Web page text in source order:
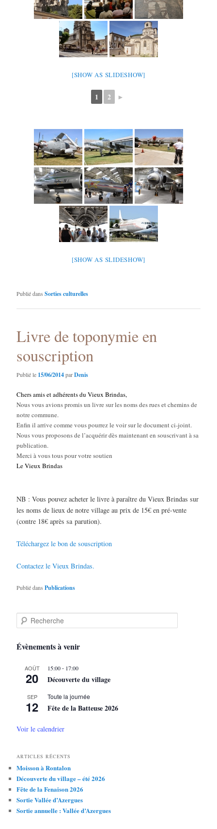
[SHOW AS SLIDESHOW]
1 2 ►
[SHOW AS SLIDESHOW]
Publié dans Sorties culturelles
Livre de toponymie en
souscription
Publié le 15/06/2014parDenis
Chers amis et adhérents du Vieux Brindas,
Nous vous avions promis un livre sur les noms des rues et chemins de
notre commune.
Enfin il arrive comme vous pourrez le voir sur le document ci-joint.
Nous vous proposons de l’acquérir dès maintenant en souscrivant à sa
publication.
Merci à vous tous pour votre soutien
Le Vieux Brindas
NB : Vous pouvez acheter le livre à paraître du Vieux Brindas sur
les noms de lieux de notre village au prix de 15€ en pré-vente
(contre 18€ après sa parution).
Téléchargez le bon de souscription
Contactez le Vieux Brindas.
Publié dans Publications
e
h
Évènements à venir
AOÛT
20
15:00- 17:00
Découverte du village
SEP
12
Toute la journée
Fête de la Batteuse 2026
Voir le calendrier
ARTICLES RÉCENTS
Moisson à Rontalon
Découverte du village – été 2026
Fête de la Fenaison 2026
Sortie Vallée d’Azergues
Sortie annuelle : Vallée d’Azergues